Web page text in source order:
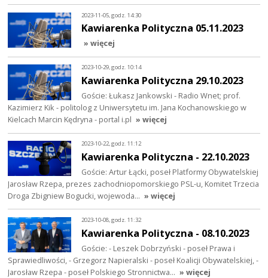
2023-11-05, godz. 14:30
Kawiarenka Polityczna 05.11.2023
» więcej
2023-10-29, godz. 10:14
Kawiarenka Polityczna 29.10.2023
Goście: Łukasz Jankowski - Radio Wnet; prof.
Kazimierz Kik - politolog z Uniwersytetu im. Jana Kochanowskiego w
Kielcach Marcin Kędryna - portal i.pl » więcej
2023-10-22, godz. 11:12
Kawiarenka Polityczna - 22.10.2023
Goście: Artur Łącki, poseł Platformy Obywatelskiej
Jarosław Rzepa, prezes zachodniopomorskiego PSL-u, Komitet Trzecia
Droga Zbigniew Bogucki, wojewoda… » więcej
2023-10-08, godz. 11:32
Kawiarenka Polityczna - 08.10.2023
Goście: - Leszek Dobrzyński - poseł Prawa i
Sprawiedliwości, - Grzegorz Napieralski - poseł Koalicji Obywatelskiej, -
Jarosław Rzepa - poseł Polskiego Stronnictwa… » więcej